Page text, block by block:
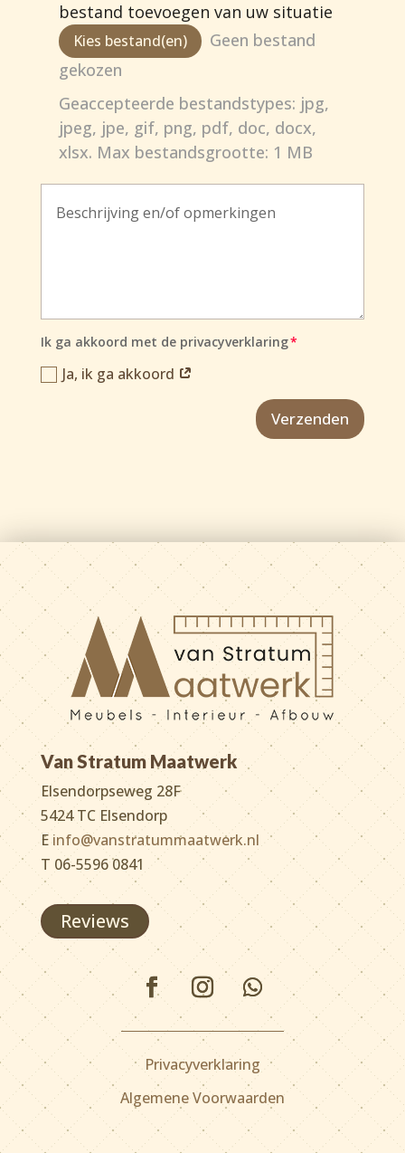
bestand toevoegen van uw situatie
File Input
Kies bestand(en)
Geen bestand
gekozen
Geaccepteerde bestandstypes: jpg,
jpeg, jpe, gif, png, pdf, doc, docx,
xlsx. Max bestandsgrootte: 1 MB
Ik ga akkoord met de privacyverklaring
Ja, ik ga akkoord
Verzenden
Van Stratum Maatwerk
Elsendorpseweg 28F
5424 TC Elsendorp
E info@vanstratummaatwerk.nl
T 06-5596 0841
Reviews
Privacyverklaring
Algemene Voorwaarden